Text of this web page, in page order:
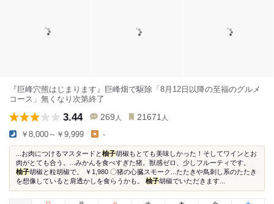
『巨峰穴熊はじまります』巨峰畑で駆除「8月12日以降の至福のグルメ
コース」無くなり次第終了
3.44 269 人 21671 人
￥8,000～￥9,999 -
...お肉につけるマスタードと柚子胡椒もとても美味しかった！そしてワインとお
肉がとても合う。...みかんを食べすぎた猪。獣感ゼロ、少しフルーティです。
柚子胡椒と粒胡椒で。 ￥1,980 〇猪の心臓スモーク...たたきや鳥刺し系のたたき
を想像していると肩透かしを食らうかも。 柚子胡椒でいただきます...